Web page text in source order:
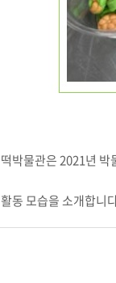
떡박물관은 2021년 박
활동 모습을 소개합니